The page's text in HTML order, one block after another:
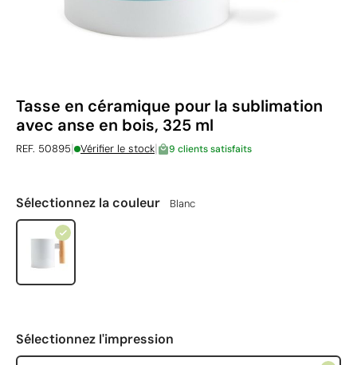
Tasse en céramique pour la sublimation
avec anse en bois, 325 ml
REF. 50895| Vérifier le stock| 9 clients satisfaits
Sélectionnez la couleur Blanc
Sélectionnez l'impression